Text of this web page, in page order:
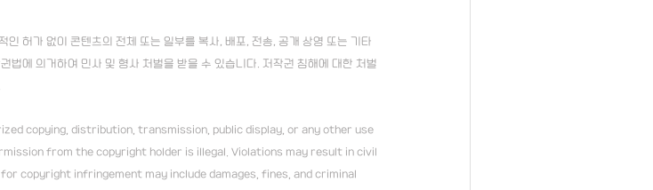
허가 없이 콘텐츠의 전체 또는 일부를 복사, 배포, 전송, 공개 상영 또는 기타
법에 의거하여 민사 및 형사 처벌을 받을 수 있습니다. 저작권 침해에 대한 처벌
copying, distribution, transmission, public display, or any other use
from the copyright holder is illegal. Violations may result in civil
copyright infringement may include damages, fines, and criminal